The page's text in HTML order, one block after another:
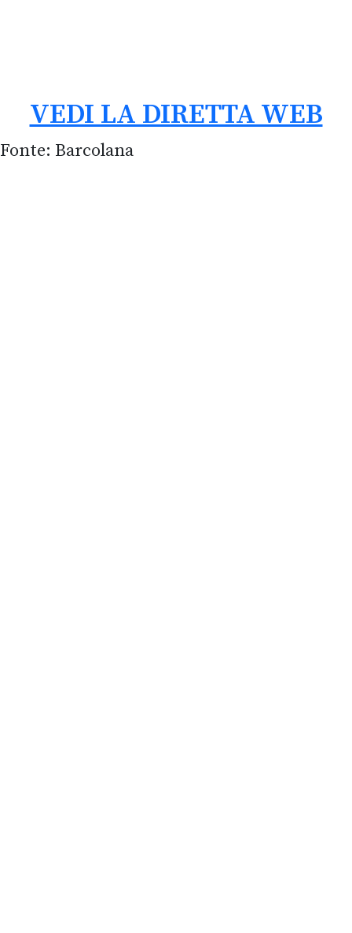
VEDI LA DIRETTA WEB
Fonte: Barcolana